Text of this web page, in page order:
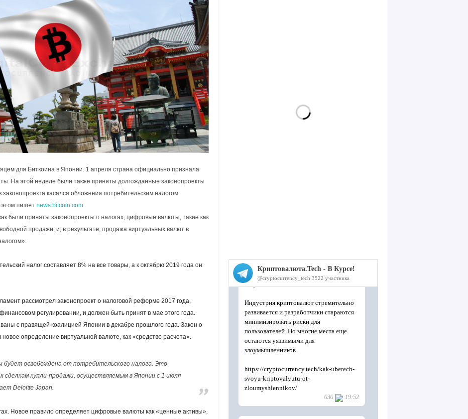
для Биткоина в Японии. 1 апреля страна официально признала
На этой неделе были также приняты долгожданные законопроекты
касался обложения потребительским налогом
этом пишет news.bitcoin.com.
были приняты законопроекты о налогах, цифровые валюты, такие как
продажи, и, в результате, продажа виртуальных валют в
налог составляет 8% на все товары, а к октябрю 2019 года он
рассмотрел законопроект о налоговой реформе 2017 года,
регулировании, и должен быть принят в мае этого года.
с правящей коалицией Японии в декабре прошлого года. Закон о
определение виртуальной валюте, как «средство расчета».
освобождена от потребительского налога. Это
сделкам купли-продажи, осуществляемым в Японии с 1 июля
Deloitte Japan.
Новое правило определяет цифровые валюты как «ценные активы»,